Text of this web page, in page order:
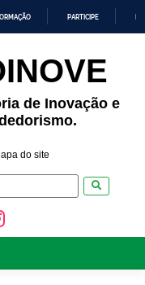
PARTICIPE
de Inovação e
do site